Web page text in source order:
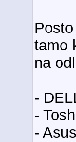
tamo
na
-
-
-